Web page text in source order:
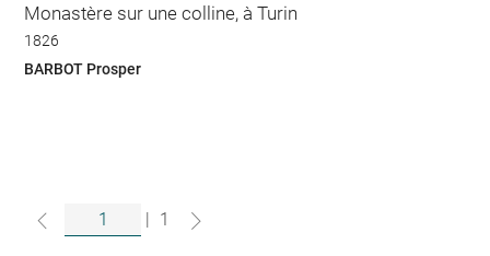
Monastère sur une colline, à Turin
1826
BARBOT Prosper
| 1